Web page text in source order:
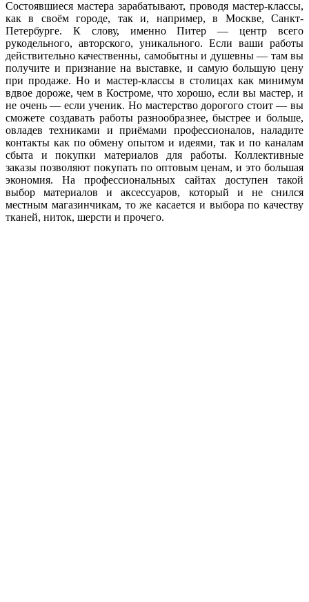
Состоявшиеся мастера зарабатывают, проводя мастер-классы,
как в своём городе, так и, например, в Москве, Санкт-
Петербурге. К слову, именно Питер — центр всего
рукодельного, авторского, уникального. Если ваши работы
действительно качественны, самобытны и душевны — там вы
получите и признание на выставке, и самую большую цену
при продаже. Но и мастер-классы в столицах как минимум
вдвое дороже, чем в Костроме, что хорошо, если вы мастер, и
не очень — если ученик. Но мастерство дорогого стоит — вы
сможете создавать работы разнообразнее, быстрее и больше,
овладев техниками и приёмами профессионалов, наладите
контакты как по обмену опытом и идеями, так и по каналам
сбыта и покупки материалов для работы. Коллективные
заказы позволяют покупать по оптовым ценам, и это большая
экономия. На профессиональных сайтах доступен такой
выбор материалов и аксессуаров, который и не снился
местным магазинчикам, то же касается и выбора по качеству
тканей, ниток, шерсти и прочего.